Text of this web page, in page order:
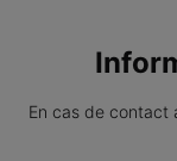
En cas de contact